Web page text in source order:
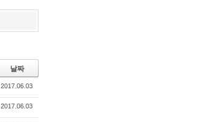
날짜
2017.06.03
2017.06.03